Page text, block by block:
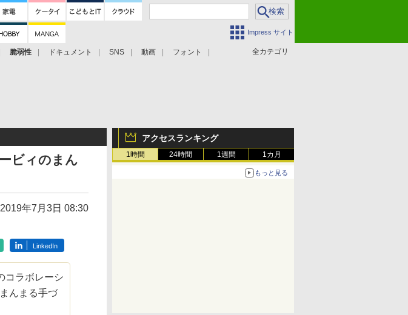
Impress サイト
全カテゴリ
脆弱性 ドキュメント SNS 動画 フォント
アクセスランキング
1時間 24時間 1週間 1カ月
もっと見る
ビィのまん
2019年7月3日 08:30
LinkedIn
コラボレーシ
んまる手づ